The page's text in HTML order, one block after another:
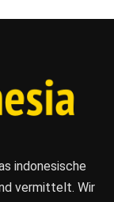
indonesische
vermittelt. Wir